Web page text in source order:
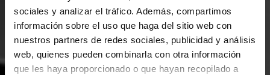
sociales y analizar el tráfico. Además, compartimos
información sobre el uso que haga del sitio web con
nuestros partners de redes sociales, publicidad y análisis
web, quienes pueden combinarla con otra información
que les haya proporcionado o que hayan recopilado a